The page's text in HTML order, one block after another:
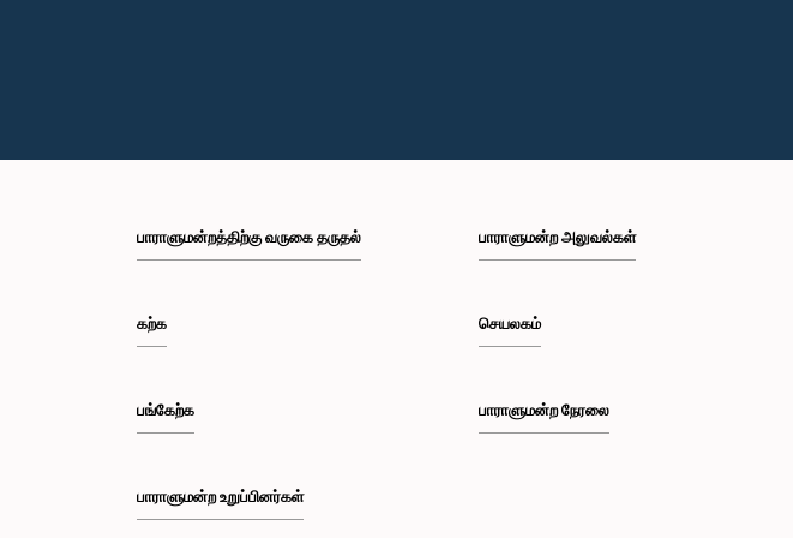
பாராளுமன்றத்திற்கு வருகை தருதல்
கற்க
பங்கேற்க
பாராளுமன்ற உறுப்பினர்கள்
பாராளுமன்ற அலுவல்கள்
செயலகம்
பாராளுமன்ற நேரலை